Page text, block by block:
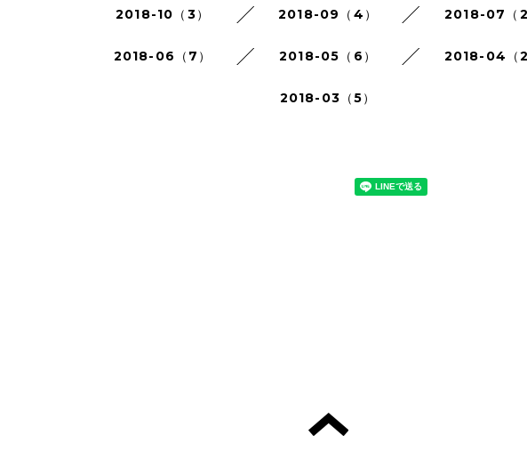
2018-10（3） 2018-09（4） 2018-07（2
2018-06（7） 2018-05（6） 2018-04（2
2018-03（5）